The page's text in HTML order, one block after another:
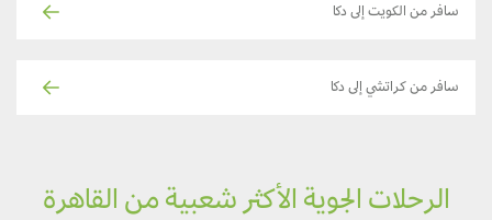
سافر من الكويت إلى دكا
سافر من كراتشي إلى دكا
الرحلات الجوية الأكثر شعبية من القاهرة